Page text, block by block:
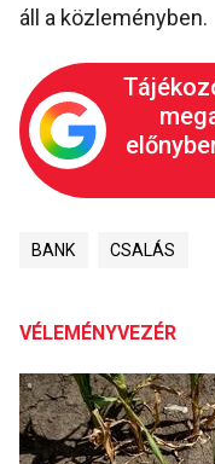
áll a közleményben.
BANK CSALÁS
VÉLEMÉNYVEZÉR